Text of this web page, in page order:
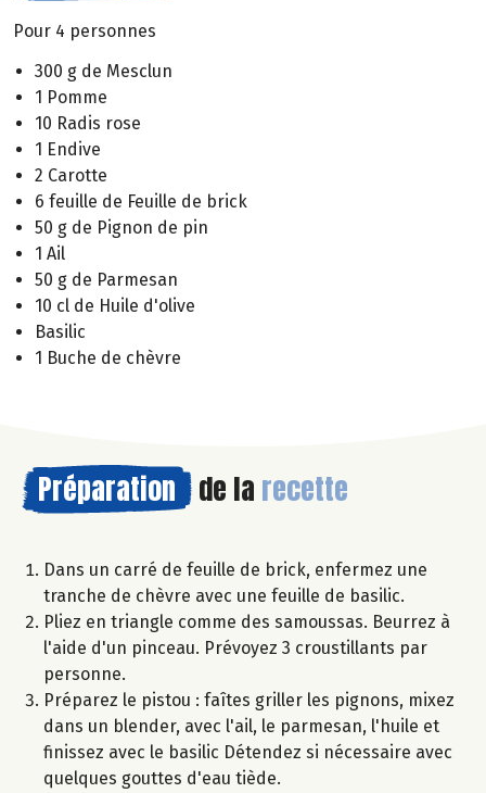
Pour 4 personnes
300 g de Mesclun
1 Pomme
10 Radis rose
1 Endive
2 Carotte
6 feuille de Feuille de brick
50 g de Pignon de pin
1 Ail
50 g de Parmesan
10 cl de Huile d'olive
Basilic
1 Buche de chèvre
Préparation de la recette
Dans un carré de feuille de brick, enfermez une
tranche de chèvre avec une feuille de basilic.
Pliez en triangle comme des samoussas. Beurrez à
l'aide d'un pinceau. Prévoyez 3 croustillants par
personne.
Préparez le pistou : faîtes griller les pignons, mixez
dans un blender, avec l'ail, le parmesan, l'huile et
finissez avec le basilic Détendez si nécessaire avec
quelques gouttes d'eau tiède.